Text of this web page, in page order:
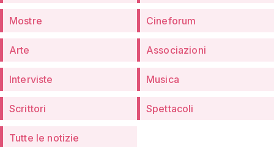
Mostre Cineforum
Arte Associazioni
Interviste Musica
Scrittori Spettacoli
Tutte le notizie